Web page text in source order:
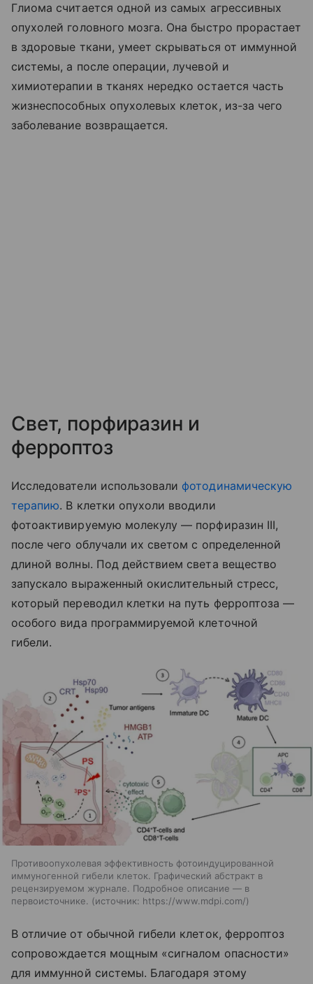
Глиома считается одной из самых агрессивных
опухолей головного мозга. Она быстро прорастает
в здоровые ткани, умеет скрываться от иммунной
системы, а после операции, лучевой и
химиотерапии в тканях нередко остается часть
жизнеспособных опухолевых клеток, из-за чего
заболевание возвращается.
Свет, порфиразин и
ферроптоз
Исследователи использовали фотодинамическую
терапию. В клетки опухоли вводили
фотоактивируемую молекулу — порфиразин III,
после чего облучали их светом с определенной
длиной волны. Под действием света вещество
запускало выраженный окислительный стресс,
который переводил клетки на путь ферроптоза —
особого вида программируемой клеточной
гибели.
Противоопухолевая эффективность фотоиндуцированной
иммуногенной гибели клеток. Графический абстракт в
рецензируемом журнале. Подробное описание — в
первоисточнике.
источник: https://www.mdpi.com/
В отличие от обычной гибели клеток, ферроптоз
сопровождается мощным «сигналом опасности»
для иммунной системы. Благодаря этому